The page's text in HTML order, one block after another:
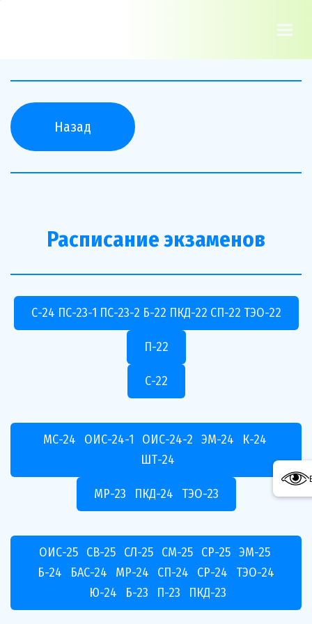
Назад
Расписание экзаменов
С-24 ПС-23-1 ПС-23-2 Б-22 ПКД-22 СП-22 ТЭО-22
П-22
С-22
МС-24 ОИС-24-1 ОИС-24-2 ЭМ-24 К-24
ШТ-24
МР-23 ПКД-24 ТЭО-23
ОИС-25 СВ-25 СЛ-25 СМ-25 СР-25 ЭМ-25
Б-24 БАС-24 МР-24 СП-24 СР-24 ТЭО-24
Ю-24 Б-23 П-23 ПКД-23